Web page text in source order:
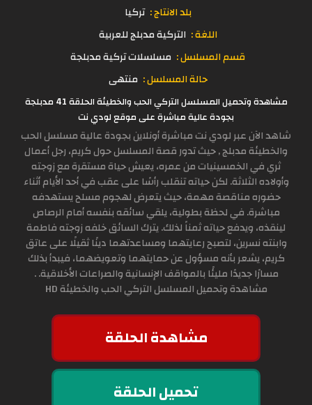
بلد الانتاج : تركيا
اللغة : التركية مدبلج للعربية
قسم المسلسل : مسلسلات تركية مدبلجة
حالة المسلسل : منتهى
مشاهدة وتحميل المسلسل التركي الحب والخطيئة الحلقة 41 مدبلجة
بجودة عالية مباشرة على موقع لودي نت
شاهد الآن عبر لودي نت مباشرة أونلاين بجودة عالية مسلسل الحب
والخطيئة مدبلج , حيث تدور قصة المسلسل حول كريم، رجل أعمال
ثري في الخمسينيات من عمره، يعيش حياة مستقرة مع زوجته
وأولاده الثلاثة. لكن حياته تنقلب رأسًا على عقب في أحد الأيام أثناء
حضوره مناقصة مهمة، حيث يتعرض لهجوم مسلح يستهدفه
مباشرة. في لحظة بطولية، يلقي سائقه بنفسه أمام الرصاص
لينقذه، ويدفع حياته ثمناً لذلك. يترك السائق خلفه زوجته فاطمة
وابنته نسرين، لتصبح رعايتهما ومساعدتهما دينًا ثقيلًا على عاتق
كريم، يشعر بأنه مسؤول عن حمايتهما وتعويضهما، فيبدأ بذلك
مسارًا جديدًا مليئًا بالمواقف الإنسانية والصراعات الأخلاقية. .
مشاهدة وتحميل المسلسل التركي الحب والخطيئة HD
مشاهدة الحلقة
تحميل الحلقة